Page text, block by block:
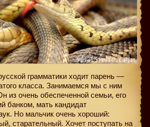
грамматики ходит парень —
класса. Занимаемся мы с ним
из очень обеспеченной семьи, его
банком, мать кандидат
Но мальчик очень хороший:
старательный. Хочет поступать на